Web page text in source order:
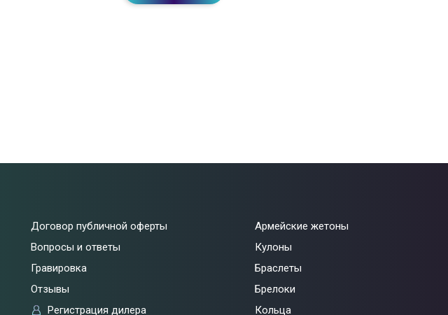
Договор публичной оферты
Вопросы и ответы
Гравировка
Отзывы
Регистрация дилера
Армейские жетоны
Кулоны
Браслеты
Брелоки
Кольца